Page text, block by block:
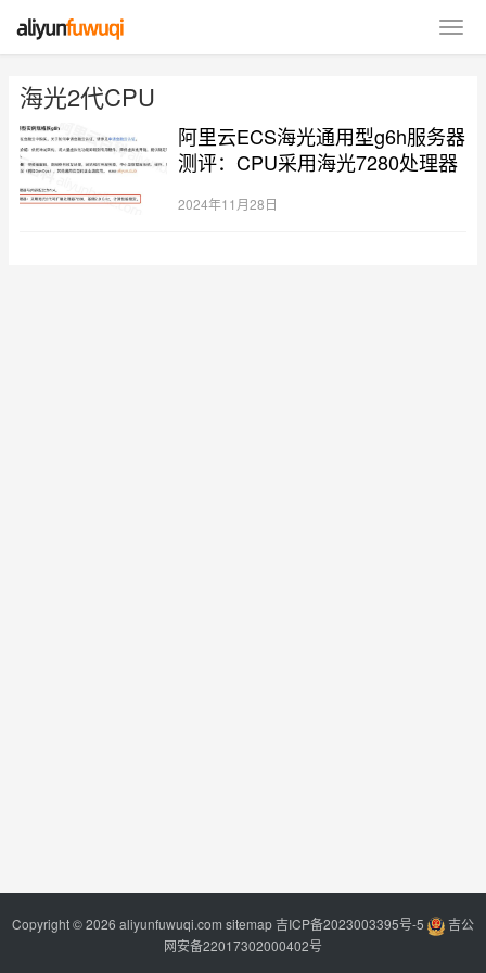
海光2代CPU
阿里云ECS海光通用型g6h服务器
测评：CPU采用海光7280处理器
2024年11月28日
Copyright © 2026 aliyunfuwuqi.com sitemap吉ICP备2023003395号-5
吉公
网安备22017302000402号